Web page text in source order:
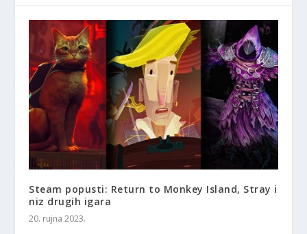
Steam popusti: Return to Monkey Island, Stray i
niz drugih igara
20. rujna 2023.